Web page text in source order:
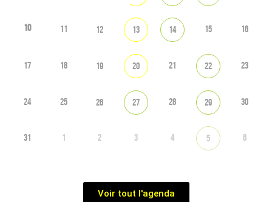
10 11 12 13 14 15 16
17 18 19 20 21 22 23
24 25 26 27 28 29 30
31 1 2 3 4 5 6
Voir tout l'agenda